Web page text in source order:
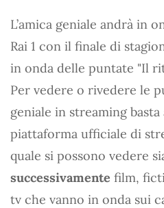
L’amica geniale andrà in
Rai 1 con il finale di
in onda delle puntate "Il
Per vedere o rivedere le
geniale in streaming basta
piattaforma ufficiale di
quale si possono vedere
successivamente film,
tv che vanno in onda sui